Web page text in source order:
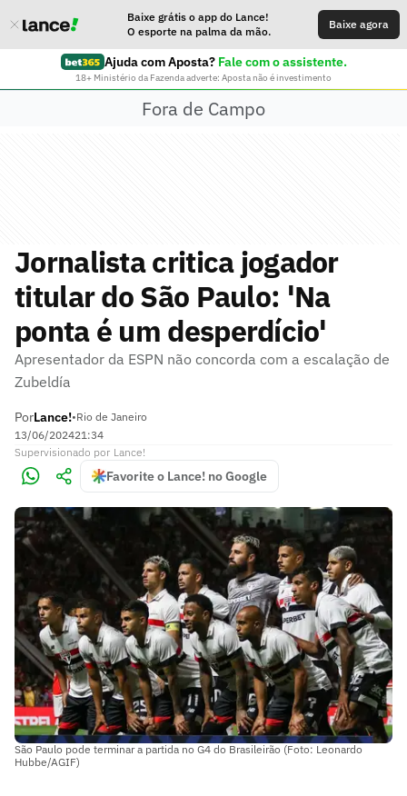
Baixe grátis o app do Lance!
O esporte na palma da mão.
Baixe agora
Ajuda com Aposta? Fale com o assistente.
18+ Ministério da Fazenda adverte: Aposta não é investimento
Fora de Campo
Jornalista critica jogador
titular do São Paulo: 'Na
ponta é um desperdício'
Apresentador da ESPN não concorda com a escalação de
Zubeldía
PorLance!•Rio de Janeiro
13/06/202421:34
Supervisionado por Lance!
Favorite o Lance! no Google
São Paulo pode terminar a partida no G4 do Brasileirão (Foto: Leonardo
Hubbe/AGIF)